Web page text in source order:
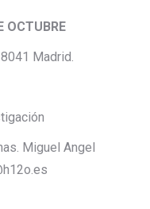
OCTUBRE
Madrid.
Miguel Angel